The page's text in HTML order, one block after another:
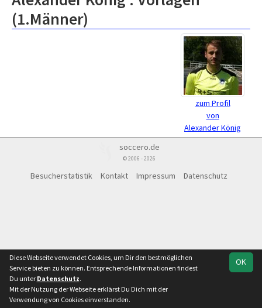
(1.Männer)
zum Profil
von
Alexander König
soccero.de
© 2006 - 2026
Besucherstatistik Kontakt Impressum Datenschutz
OK
Diese Webseite verwendet Cookies, um Dir den bestmöglichen
Service bieten zu können. Entsprechende Informationen findest
Du unter Datenschutz.
Mit der Nutzung der Webseite erklärst Du Dich mit der
Verwendung von Cookies einverstanden.